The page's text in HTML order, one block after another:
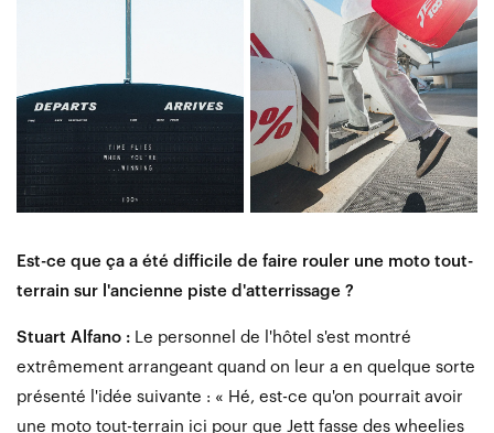
Est-ce que ça a été difficile de faire rouler une moto tout-
terrain sur l'ancienne piste d'atterrissage ?
Stuart Alfano : Le personnel de l'hôtel s'est montré
extrêmement arrangeant quand on leur a en quelque sorte
présenté l'idée suivante : « Hé, est-ce qu'on pourrait avoir
une moto tout-terrain ici pour que Jett fasse des wheelies